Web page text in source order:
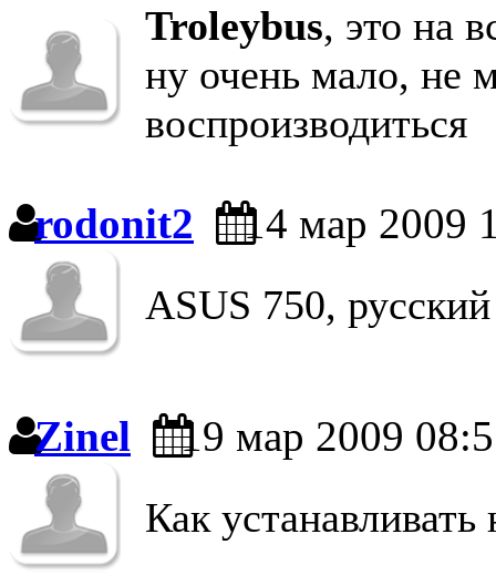
Troleybus, это на
ну очень мало, не
воспроизводиться
rodonit2 14 мар 2009
ASUS 750,
Zinel 19 мар 2009
Как устанавливать